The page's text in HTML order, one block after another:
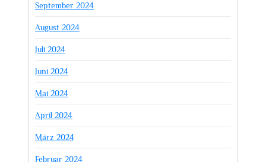
September 2024
August 2024
Juli 2024
Juni 2024
Mai 2024
April 2024
März 2024
Februar 2024